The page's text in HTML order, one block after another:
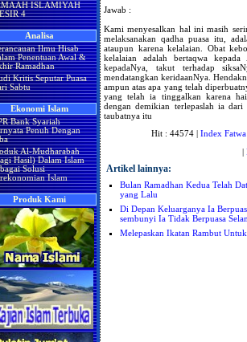
ISLAMIYAH
4
Analisa
Ilmu Hisab
Penentuan Awal &
Ramadhan
Kritis Seputar Puasa
Sabtu
Ekonomi Islam
Bank Syariah
Penuh Dengan
Al-Mudharabah
Hasil) Dalam Islam
Solusi
Islam
Produk Kami
Jawab :
Kami menyesalkan hal ini masih
melaksanakan qadha puasa itu,
ataupun karena kelalaian. Obat
kelalaian adalah bertaqwa
kepadaNya, takut terhadap
mendatangkan keridaanNya.
ampun atas apa yang telah
yang telah ia tinggalkan karena
dengan demikian terlepaslah ia
taubatnya itu
Hit : 44574 | Index Fatwa
|
Artikel lainnya:
Bulan Ramadhan Kedua Telah
yang Lalu
Di Depan Keluarganya Ia
sembunyi Ia Tidak Berpuasa
Melepaskan Ikatan Rambut